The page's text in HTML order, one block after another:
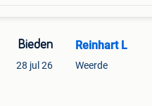
Bieden
28 jul 26
Reinhart L
Weerde